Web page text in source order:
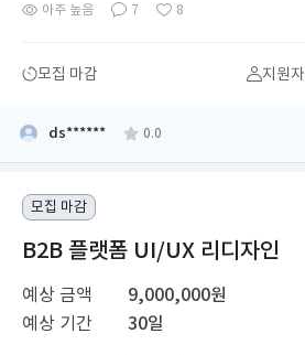
아주 높음 7 8
모집 마감 지원자
ds****** 0.0
모집 마감
B2B 플랫폼 UI/UX 리디자인
예상 금액
9,000,000원
예상 기간
30일